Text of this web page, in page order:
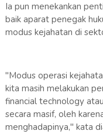
Ia pun menekankan
baik aparat penegak
modus kejahatan di
"Modus operasi
kita masih melakukan
financial technology
secara masif, oleh
menghadapinya," kata